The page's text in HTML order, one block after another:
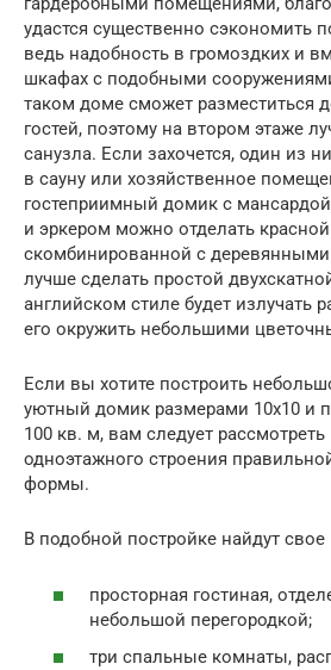
удастся существенно сэкономить
ведь надобность в громоздких и
шкафах с подобными
таком доме сможет разместиться
гостей, поэтому на втором этаже
санузла. Если захочется, один из
в сауну или хозяйственное
гостеприимный домик с
и эркером можно отделать
скомбинированной с
лучше сделать простой
английском стиле будет излучать
его окружить небольшими
Если вы хотите построить
уютный домик размерами 10х10 и
100 кв. м, вам следует рассмотреть
одноэтажного строения
формы.
В подобной постройке найдут свое
просторная гостиная,
небольшой перегородкой;
три спальные комнаты,